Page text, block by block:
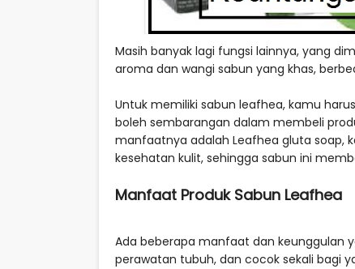
Masih banyak lagi fungsi lainnya, yang
aroma dan wangi sabun yang khas,
Untuk memiliki sabun leafhea, kamu
boleh sembarangan dalam membeli
manfaatnya adalah Leafhea gluta soap,
kesehatan kulit, sehingga sabun ini
Manfaat Produk Sabun Leafhea
Ada beberapa manfaat dan keunggulan
perawatan tubuh, dan cocok sekali bagi